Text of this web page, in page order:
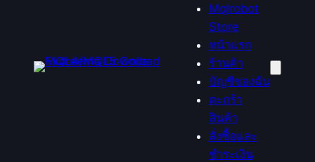
Mqlrobot
Store
หน้าแรก
ร้านค้า
บัญชีของฉัน
ตะกร้า
สินค้า
สั่งซื้อและ
ชำระเงิน